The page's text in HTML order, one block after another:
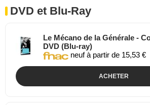
DVD et Blu-Ray
Le Mécano de la Générale -
DVD (Blu-ray)
neuf à partir de 15,53 €
ACHETER